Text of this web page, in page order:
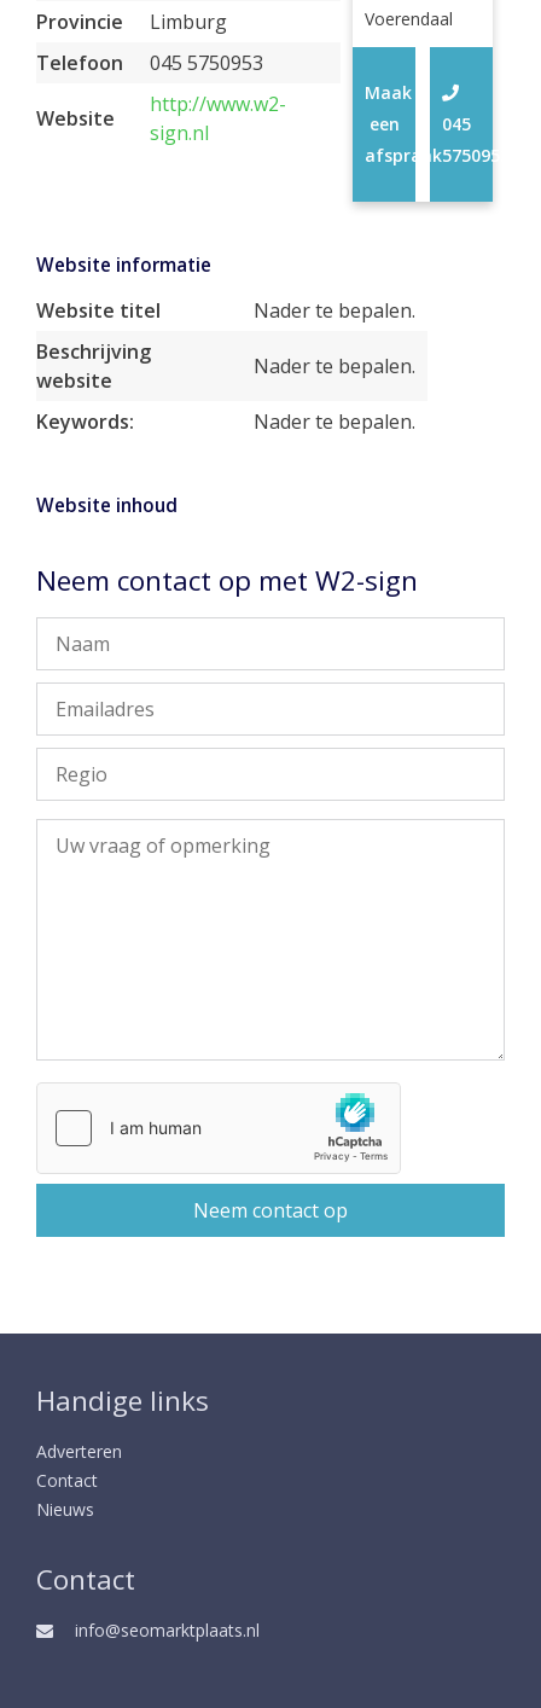
Provincie
Limburg
Telefoon
045 5750953
Website
http://www.w2-
sign.nl
Voerendaal
045
5750953
Maak
een
afspraak
Website informatie
Website titel
Nader te bepalen.
Beschrijving
website
Nader te bepalen.
Keywords: Nader te bepalen.
Website inhoud
Neem contact op met W2-sign
Handige links
Adverteren
Contact
Nieuws
Contact
info@seomarktplaats.nl